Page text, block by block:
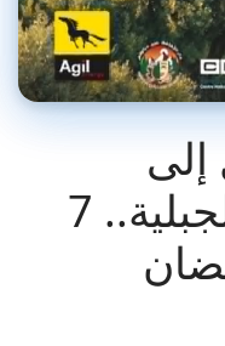
إلى
عاصمة للسينما الجبلية.. 7